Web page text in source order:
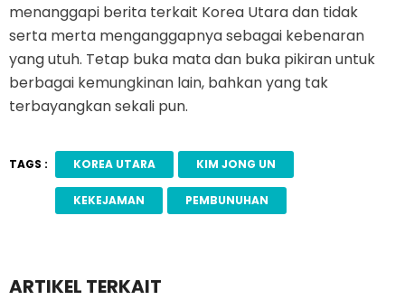
menanggapi berita terkait Korea Utara dan tidak
serta merta menganggapnya sebagai kebenaran
yang utuh. Tetap buka mata dan buka pikiran untuk
berbagai kemungkinan lain, bahkan yang tak
terbayangkan sekali pun.
TAGS : KOREA UTARA KIM JONG UN
KEKEJAMAN PEMBUNUHAN
ARTIKEL TERKAIT